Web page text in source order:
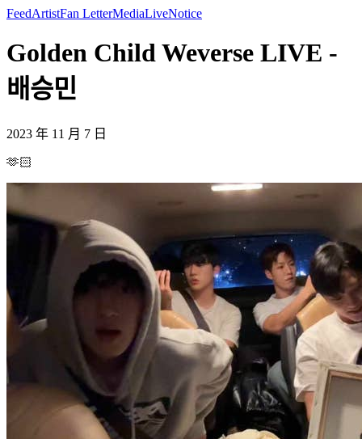
FeedArtistFan LetterMediaLiveNotice
Golden Child Weverse LIVE -
배승민
2023 年 11 月 7 日
🫶🏻